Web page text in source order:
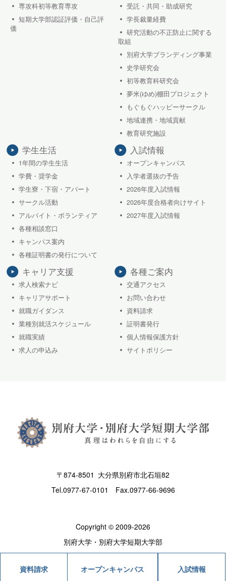
資料請求 オープンキャンパス 入試情報
専攻科初等教育専攻
短期大学部認証評価・自己評
価
受託・共同・助成研究
学長裁量経費
研究活動の不正防止に関する
取組
別府大学ブランディング事業
史学研究会
初等教育科研究会
夢米(ゆめ)棚田プロジェクト
もぐもぐハッピーサークル
地域連携・地域貢献
教育研究施設
学生生活
1年間の学生生活
学費・奨学金
学生寮・下宿・アパート
サークル活動
アルバイト・ボランティア
各種相談窓口
キャンパス案内
各種証明書の発行について
入試情報
オープンキャンパス
入学者選抜の予告
2026年度入試情報
2026年度合格者向けサイト
2027年度入試情報
キャリア支援
求人検索ナビ
キャリアサポート
就職ガイダンス
業種別就活スケジュール
就職実績
求人の申込み
各種ご案内
交通アクセス
お問い合わせ
資料請求
証明書発行
個人情報保護方針
サイトポリシー
〒874-8501 大分県別府市北石垣82
Tel.0977-67-0101 Fax.0977-66-9696
Copyright © 2009-2026
別府大学・別府大学短期大学部